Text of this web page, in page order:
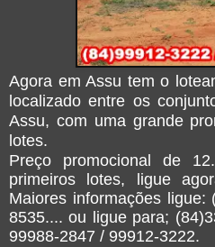
Agora em Assu tem o
localizado entre os
Assu, com uma grande
lotes.
Preço promocional de
primeiros lotes, ligue
Maiores informações ligue:
8535.... ou ligue para;
99988-2847 / 99912-3222.